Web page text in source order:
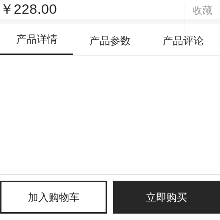
￥228.00 收藏
产品详情 产品参数 产品评论
加入购物车 立即购买